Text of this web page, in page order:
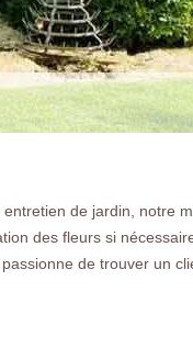
de jardin, notre
des fleurs si
de trouver un